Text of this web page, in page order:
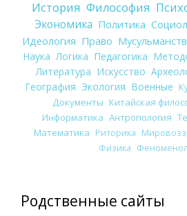
История Философия
Экономика Политика
Идеология Право
Наука Логика Педагогика
Литература Искусство
География Экология Военные
Документы Китайская
Информатика Антропология
Математика Риторика
Физика
Родственные сайты